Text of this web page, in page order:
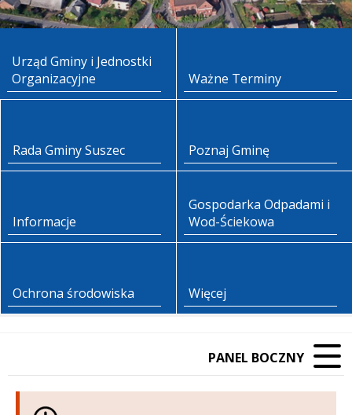
Urząd Gminy i Jednostki
Organizacyjne
Ważne Terminy
Rada Gminy Suszec Poznaj Gminę
Informacje
Gospodarka Odpadami i
Wod-Ściekowa
Ochrona środowiska Więcej
PANEL BOCZNY